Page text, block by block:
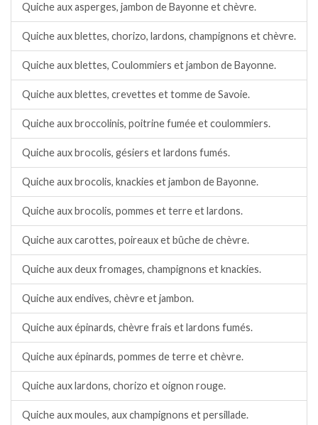
Quiche aux asperges, jambon de Bayonne et chèvre.
Quiche aux blettes, chorizo, lardons, champignons et chèvre.
Quiche aux blettes, Coulommiers et jambon de Bayonne.
Quiche aux blettes, crevettes et tomme de Savoie.
Quiche aux broccolinis, poitrine fumée et coulommiers.
Quiche aux brocolis, gésiers et lardons fumés.
Quiche aux brocolis, knackies et jambon de Bayonne.
Quiche aux brocolis, pommes et terre et lardons.
Quiche aux carottes, poireaux et bûche de chèvre.
Quiche aux deux fromages, champignons et knackies.
Quiche aux endives, chèvre et jambon.
Quiche aux épinards, chèvre frais et lardons fumés.
Quiche aux épinards, pommes de terre et chèvre.
Quiche aux lardons, chorizo et oignon rouge.
Quiche aux moules, aux champignons et persillade.